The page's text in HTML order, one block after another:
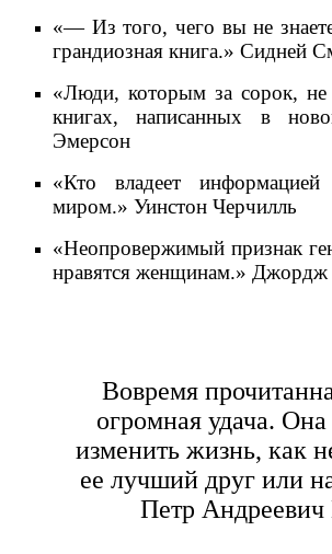
«— Из того, чего вы не
грандиозная книга.» Сидней
«Люди, которым за сорок, не
книгах, написанных в
Эмерсон
«Кто владеет
миром.» Уинстон Черчилль
«Неопровержимый признак
нравятся женщинам.» Джордж
Вовремя
огромная удача.
изменить жизнь, как
ее лучший друг или
Петр Андреевич